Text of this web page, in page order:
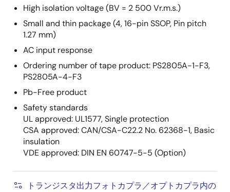
High isolation voltage (BV = 2 500 Vr.m.s.)
Small and thin package (4, 16-pin SSOP, Pin pitch
1.27 mm)
AC input response
Ordering number of tape product: PS2805A-1-F3,
PS2805A-4-F3
Pb-Free product
Safety standards
UL approved: UL1577, Single protection
CSA approved: CAN/CSA-C22.2 No. 62368-1, Basic
insulation
VDE approved: DIN EN 60747-5-5 (Option)
トランジスタ出力フォトカプラ／オプトカプラ内の